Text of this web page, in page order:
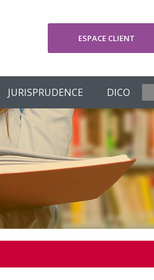
ESPACE CLIENT
Votre
Votre Panier
JURISPRUDENCE DICO